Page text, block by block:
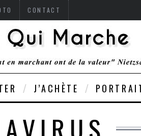
CONTACT
J’ACHÈTE